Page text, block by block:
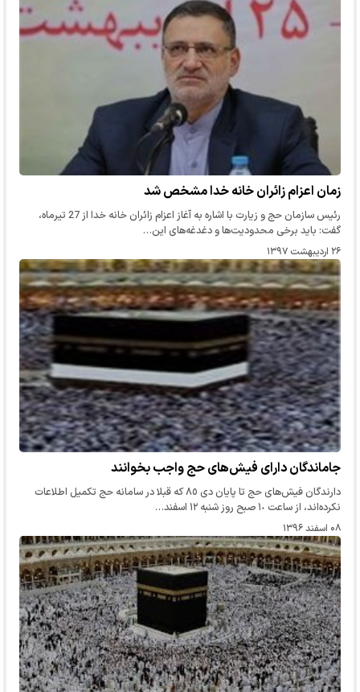
زمان اعزام زائران خانه خدا مشخص شد
رئیس سازمان حج و زیارت با اشاره به آغاز اعزام زائران خانه خدا از 27 تیرماه،
گفت: باید برخی محدودیت‌ها و دغدغه‌های این…
۲۶ اردیبهشت ۱۳۹۷
جاماندگان دارای فیش‌های حج واجب بخوانند
دارندگان فیش‌های حج تا پایان دی ٨٥ که قبلا در سامانه حج تکمیل اطلاعات
نکرده‌اند، از ساعت ١٠ صبح روز شنبه ١٢ اسفند…
۰۸ اسفند ۱۳۹۶